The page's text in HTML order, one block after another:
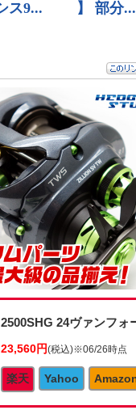
2500SHG 24ヴァンフォ
23,560円(税込)※06/26時点
楽天 Yahoo